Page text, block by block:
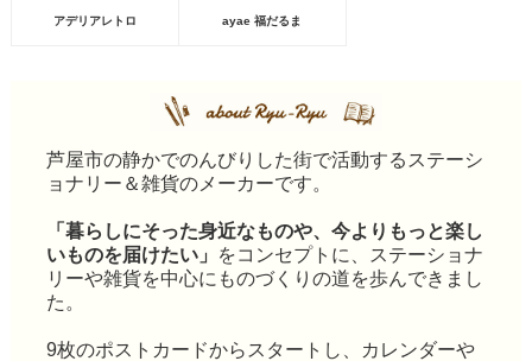
アデリアレトロ ayae 福だるま
芦屋市の静かでのんびりした街で活動するステーシ
ョナリー＆雑貨のメーカーです。
「暮らしにそった身近なものや、今よりもっと楽し
いものを届けたい」
をコンセプトに、ステーショナ
リーや雑貨を中心にものづくりの道を歩んできまし
た。
9枚のポストカードからスタートし、カレンダーや